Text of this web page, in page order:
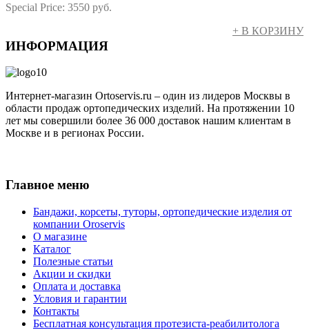
Special Price: 3550 руб.
+ В КОРЗИНУ
ИНФОРМАЦИЯ
Интернет-магазин Ortoservis.ru – один из лидеров Москвы в
области продаж ортопедических изделий. На протяжении 10
лет мы совершили более 36 000 доставок нашим клиентам в
Москве и в регионах России.
Главное меню
Бандажи, корсеты, туторы, ортопедические изделия от
компании Oroservis
О магазине
Каталог
Полезные статьи
Акции и скидки
Оплата и доставка
Условия и гарантии
Контакты
Бесплатная консультация протезиста-реабилитолога